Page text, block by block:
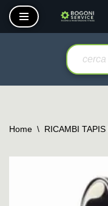
Vai
Home \ RICAMBI